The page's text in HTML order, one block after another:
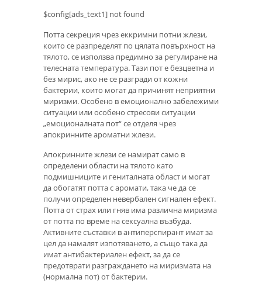
$config[ads_text1] not found
Потта секреция чрез еккримни потни жлези,
които се разпределят по цялата повърхност на
тялото, се използва предимно за регулиране на
телесната температура. Тази пот е безцветна и
без мирис, ако не се разгради от кожни
бактерии, които могат да причинят неприятни
миризми. Особено в емоционално забележими
ситуации или особено стресови ситуации
„емоционалната пот“ се отделя чрез
апокринните ароматни жлези.
Апокринните жлези се намират само в
определени области на тялото като
подмишниците и гениталната област и могат
да обогатят потта с аромати, така че да се
получи определен невербален сигнален ефект.
Потта от страх или гняв има различна миризма
от потта по време на сексуална възбуда.
Активните съставки в антиперспирант имат за
цел да намалят изпотяването, а също така да
имат антибактериален ефект, за да се
предотврати разграждането на миризмата на
(нормална пот) от бактерии.